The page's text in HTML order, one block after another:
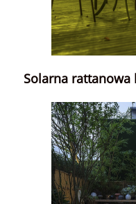
Solarna rattanowa